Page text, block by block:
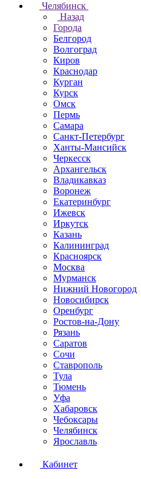
Челябинск
Назад
Города
Белгород
Волгоград
Киров
Краснодар
Курган
Курск
Омск
Пермь
Самара
Санкт-Петербург
Ханты-Мансийск
Черкесск
Архангельск
Владикавказ
Воронеж
Екатеринбург
Ижевск
Иркутск
Казань
Калининград
Красноярск
Москва
Мурманск
Нижний Новогород
Новосибирск
Оренбург
Ростов-на-Дону
Рязань
Саратов
Сочи
Ставрополь
Тула
Тюмень
Уфа
Хабаровск
Чебоксары
Челябинск
Ярославль
Кабинет